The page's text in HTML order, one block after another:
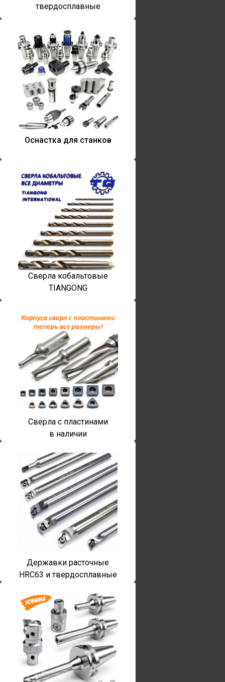
твердосплавные
Оснастка для станков
Сверла кобальтовые
TIANGONG
Сверла с пластинами
в наличии
Державки расточные
HRC63 и твердосплавные